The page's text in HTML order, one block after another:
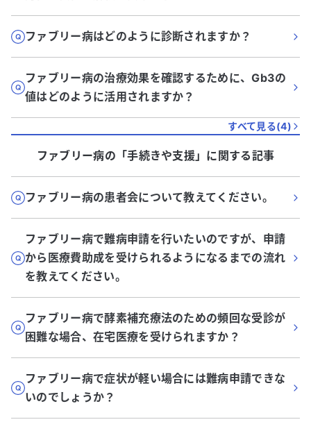
ファブリー病はどのように診断されますか？
ファブリー病の治療効果を確認するために、Gb3の
値はどのように活用されますか？
すべて見る(4)
ファブリー病の「手続きや支援」に関する記事
ファブリー病の患者会について教えてください。
ファブリー病で難病申請を行いたいのですが、申請
から医療費助成を受けられるようになるまでの流れ
を教えてください。
ファブリー病で酵素補充療法のための頻回な受診が
困難な場合、在宅医療を受けられますか？
ファブリー病で症状が軽い場合には難病申請できな
いのでしょうか？